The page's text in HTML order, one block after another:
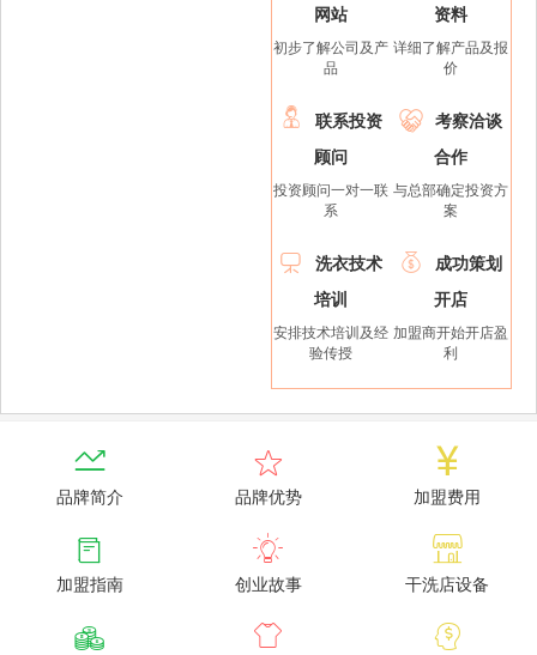
网站
初步了解公司及产
品
资料
详细了解产品及报
价

联系投资
顾问
投资顾问一对一联
系

考察洽谈
合作
与总部确定投资方
案

洗衣技术
培训
安排技术培训及经
验传授

成功策划
开店
加盟商开始开店盈
利

品牌简介

品牌优势

加盟费用

加盟指南

创业故事

干洗店设备
  